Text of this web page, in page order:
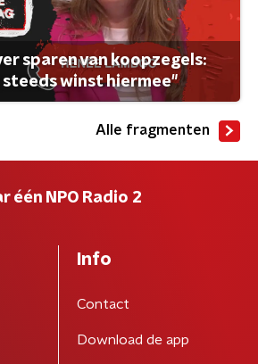
sparen van koopzegels:
winst hiermee"
Alle fragmenten
één NPO Radio 2
Info
Contact
Download de app